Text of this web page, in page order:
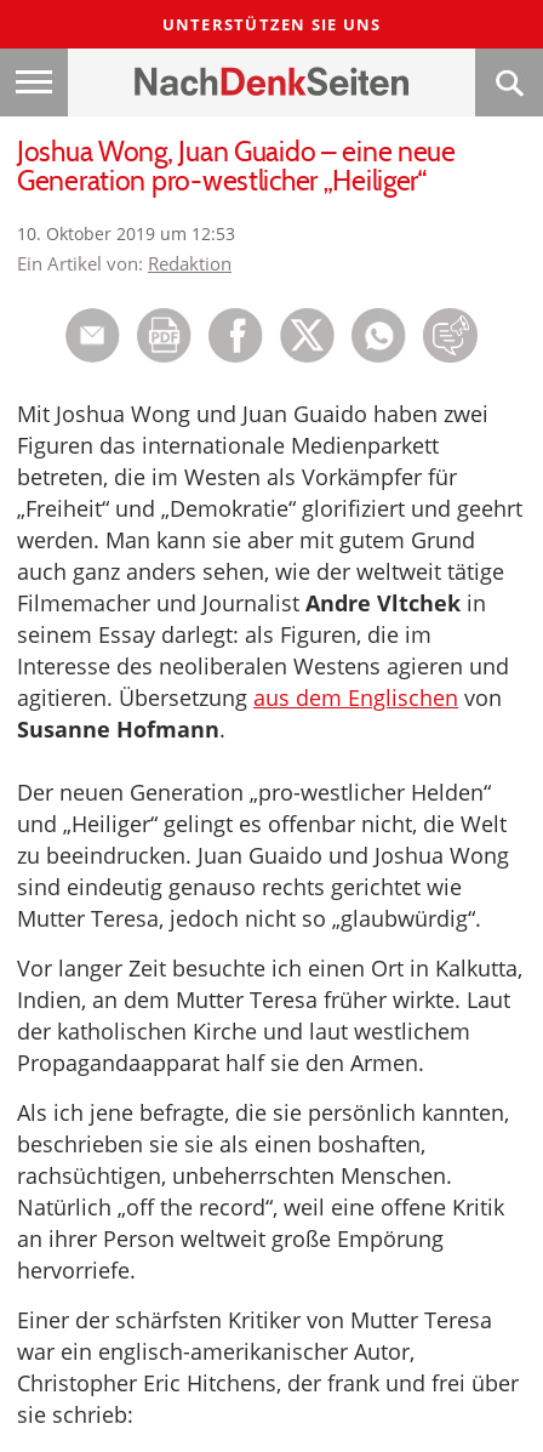
UNTERSTÜTZEN SIE UNS
Joshua Wong, Juan Guaido – eine neue
Generation pro-westlicher „Heiliger“
10. Oktober 2019 um 12:53
Ein Artikel von: Redaktion
Mit Joshua Wong und Juan Guaido haben zwei
Figuren das internationale Medienparkett
betreten, die im Westen als Vorkämpfer für
„Freiheit“ und „Demokratie“ glorifiziert und geehrt
werden. Man kann sie aber mit gutem Grund
auch ganz anders sehen, wie der weltweit tätige
Filmemacher und Journalist Andre Vltchek in
seinem Essay darlegt: als Figuren, die im
Interesse des neoliberalen Westens agieren und
agitieren. Übersetzung aus dem Englischen von
Susanne Hofmann.
Der neuen Generation „pro-westlicher Helden“
und „Heiliger“ gelingt es offenbar nicht, die Welt
zu beeindrucken. Juan Guaido und Joshua Wong
sind eindeutig genauso rechts gerichtet wie
Mutter Teresa, jedoch nicht so „glaubwürdig“.
Vor langer Zeit besuchte ich einen Ort in Kalkutta,
Indien, an dem Mutter Teresa früher wirkte. Laut
der katholischen Kirche und laut westlichem
Propagandaapparat half sie den Armen.
Als ich jene befragte, die sie persönlich kannten,
beschrieben sie sie als einen boshaften,
rachsüchtigen, unbeherrschten Menschen.
Natürlich „off the record“, weil eine offene Kritik
an ihrer Person weltweit große Empörung
hervorriefe.
Einer der schärfsten Kritiker von Mutter Teresa
war ein englisch-amerikanischer Autor,
Christopher Eric Hitchens, der frank und frei über
sie schrieb: